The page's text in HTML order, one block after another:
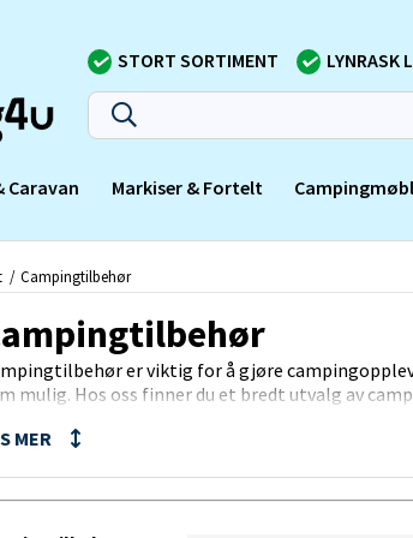
STORT SORTIMENT LYNRASK
Caravan Markiser & Fortelt
Campingtilbehør
er viktig for å gjøre
mulig. Hos oss finner du et bredt utvalg av
kjøkkenutstyr og soveposer til